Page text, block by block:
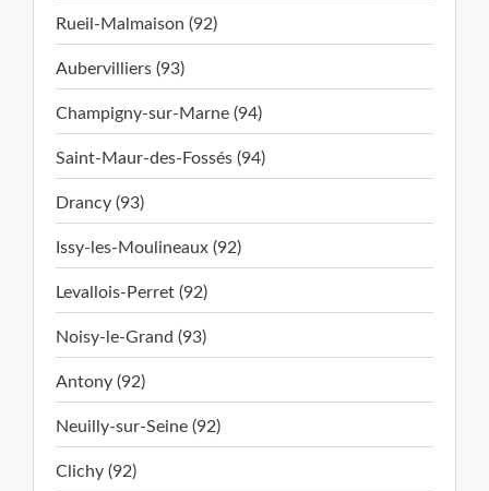
Rueil-Malmaison (92)
Aubervilliers (93)
Champigny-sur-Marne (94)
Saint-Maur-des-Fossés (94)
Drancy (93)
Issy-les-Moulineaux (92)
Levallois-Perret (92)
Noisy-le-Grand (93)
Antony (92)
Neuilly-sur-Seine (92)
Clichy (92)